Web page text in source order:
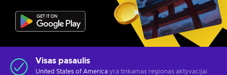
Visas pasaulis
United States of America yra tinkamas regionas aktyvacijai